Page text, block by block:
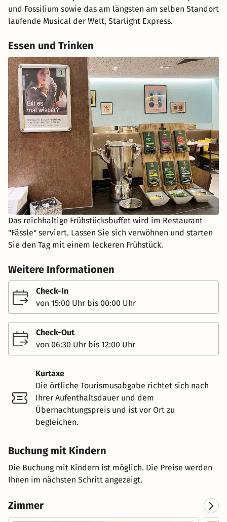
und Fossilium sowie das am längsten am selben Standort
laufende Musical der Welt, Starlight Express.
Essen und Trinken
Das reichhaltige Frühstücksbuffet wird im Restaurant
"Fässle" serviert. Lassen Sie sich verwöhnen und starten
Sie den Tag mit einem leckeren Frühstück.
Weitere Informationen
Check-In
von 15:00 Uhr bis 00:00 Uhr
Check-Out
von 06:30 Uhr bis 12:00 Uhr
Kurtaxe
Die örtliche Tourismusabgabe richtet sich nach
Ihrer Aufenthaltsdauer und dem
Übernachtungspreis und ist vor Ort zu
begleichen.
Buchung mit Kindern
Die Buchung mit Kindern ist möglich. Die Preise werden
Ihnen im nächsten Schritt angezeigt.
Zimmer